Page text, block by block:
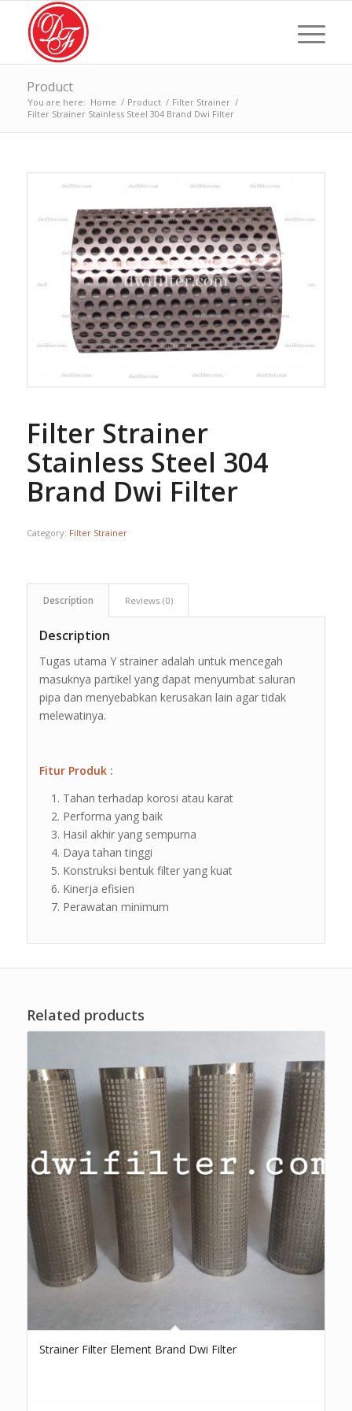
Product
You are here: Home / Product / Filter Strainer /
Filter Strainer Stainless Steel 304 Brand Dwi Filter
Filter Strainer
Stainless Steel 304
Brand Dwi Filter
Category: Filter Strainer
Description Reviews (0)
Description
Tugas utama Y strainer adalah untuk mencegah
masuknya partikel yang dapat menyumbat saluran
pipa dan menyebabkan kerusakan lain agar tidak
melewatinya.
Fitur Produk :
Tahan terhadap korosi atau karat
Performa yang baik
Hasil akhir yang sempurna
Daya tahan tinggi
Konstruksi bentuk filter yang kuat
Kinerja efisien
Perawatan minimum
Related products
Strainer Filter Element Brand Dwi Filter